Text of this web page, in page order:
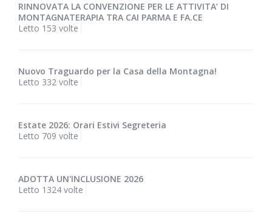
RINNOVATA LA CONVENZIONE PER LE ATTIVITA’ DI
MONTAGNATERAPIA TRA CAI PARMA E FA.CE
Letto 153 volte
Nuovo Traguardo per la Casa della Montagna!
Letto 332 volte
Estate 2026: Orari Estivi Segreteria
Letto 709 volte
ADOTTA UN'INCLUSIONE 2026
Letto 1324 volte